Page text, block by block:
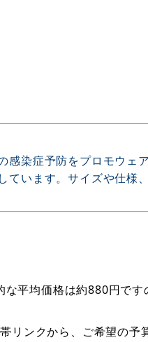
染症予防をプロモウェ
います。サイズや仕様
平均価格は約880円です
ンクから、ご希望の予